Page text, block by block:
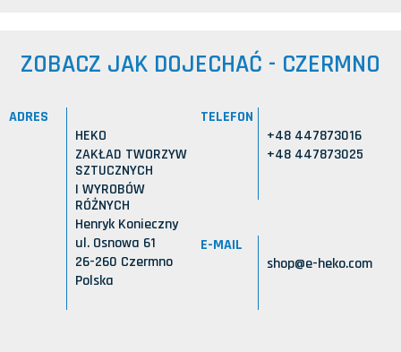
ZOBACZ JAK DOJECHAĆ - CZERMNO
ADRES
HEKO
ZAKŁAD TWORZYW
SZTUCZNYCH
I WYROBÓW
RÓŻNYCH
Henryk Konieczny
ul. Osnowa 61
26-260 Czermno
Polska
TELEFON
+48 447873016
+48 447873025
E-MAIL
shop@e-heko.com